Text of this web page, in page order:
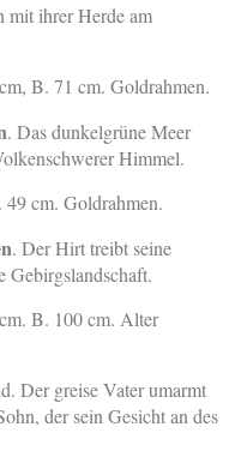
mit ihrer Herde am
B. 71 cm. Goldrahmen.
. Das dunkelgrüne Meer
Himmel.
cm. Goldrahmen.
. Der Hirt treibt seine
Gebirgslandschaft.
B. 100 cm. Alter
Der greise Vater umarmt
der sein Gesicht an des